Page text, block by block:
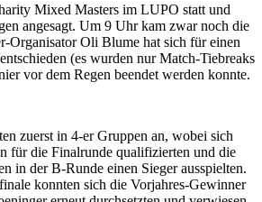
Mixed Masters im LUPO statt und
angesagt. Um 9 Uhr kam zwar noch die
Organisator Oli Blume hat sich für einen
(es wurden nur Match-Tiebreaks
vor dem Regen beendet werden konnte.
zuerst in 4-er Gruppen an, wobei sich
für die Finalrunde qualifizierten und die
in der B-Runde einen Sieger ausspielten.
konnten sich die Vorjahres-Gewinner